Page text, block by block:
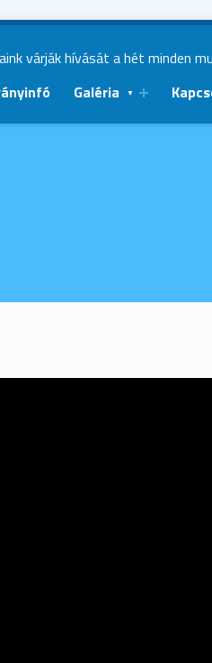
várják hívását a hét minden
Galéria